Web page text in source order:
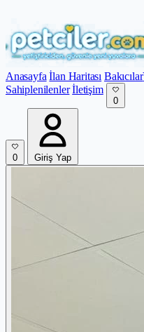
Anasayfa İlan Haritası Bakıcılar
Sahiplenilenler İletişim
0
0 Giriş Yap